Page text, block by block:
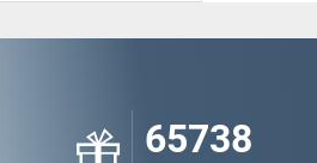
65738